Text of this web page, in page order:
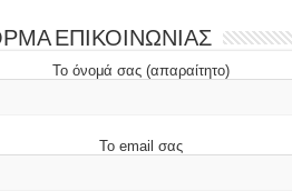
ΕΠΙΚΟΙΝΩΝΙΑΣ
Το όνομά σας (απαραίτητο)
Το email σας